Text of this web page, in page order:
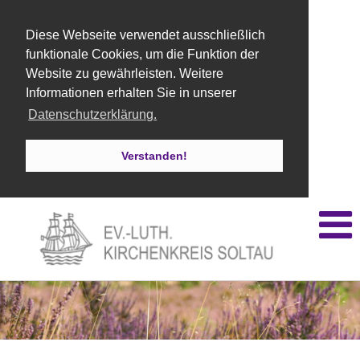
Diese Webseite verwendet ausschließlich
funktionale Cookies, um die Funktion der
Website zu gewährleisten. Weitere
Informationen erhalten Sie in unserer
Datenschutzerklärung.
Verstanden!